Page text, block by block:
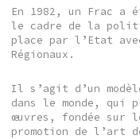
En 1982, un Frac a
le cadre de la
place par l’Etat
Régionaux.
Il s’agit d’un
dans le monde, qui
œuvres, fondée
promotion de l’art